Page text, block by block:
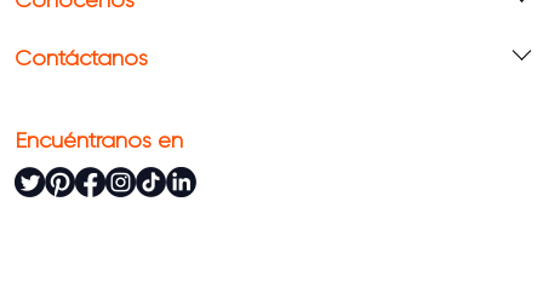
Contáctanos
Encuéntranos en